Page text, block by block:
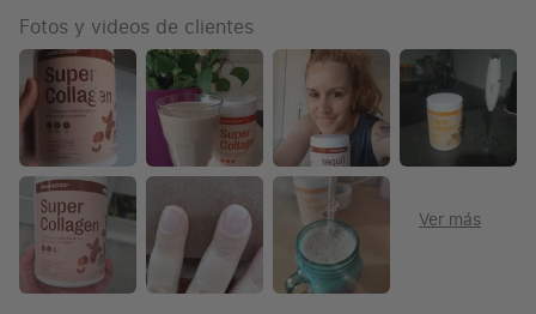
Fotos y videos de clientes